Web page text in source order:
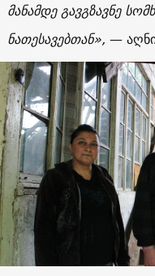
მანამდე გავგზავნე
ნათესავებთან», —